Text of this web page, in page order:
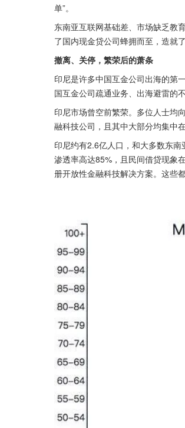
单”。
东南亚互联网基础差、市场缺乏教
了国内现金贷公司蜂拥而至，造就
撤离、关停，繁荣后的萧条
印尼是许多中国互金公司出海的第
国互金公司疏通业务、出海避雷的不
印尼市场曾空前繁荣。多位人士均
融科技公司，且其中大部分均集中在
印尼约有2.6亿人口，和大多数东
渗透率高达85%，且民间借贷现象
册开放性金融科技解决方案。这些